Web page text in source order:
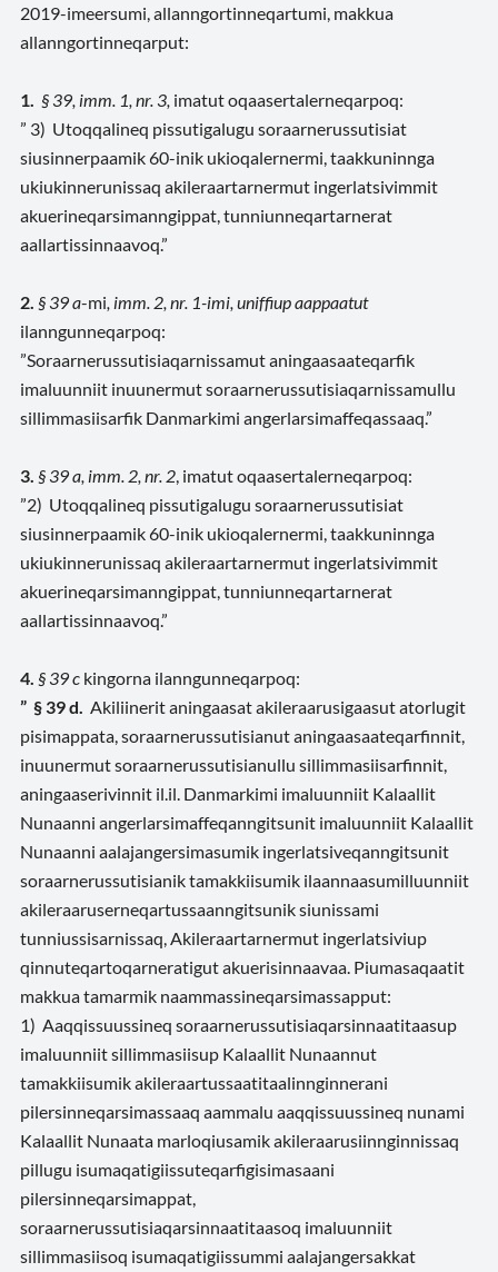
2019-imeersumi, allanngortinneqartumi, makkua
allanngortinneqarput:
1. § 39, imm. 1, nr. 3, imatut oqaasertalerneqarpoq:
” 3) Utoqqalineq pissutigalugu soraarnerussutisiat
siusinnerpaamik 60-inik ukioqalernermi, taakkuninnga
ukiukinnerunissaq akileraartarnermut ingerlatsivimmit
akuerineqarsimanngippat, tunniunneqartarnerat
aallartissinnaavoq.”
2. § 39 a-mi , imm. 2, nr. 1-imi, uniffiup aappaatut
ilanngunneqarpoq:
”Soraarnerussutisiaqarnissamut aningaasaateqarfik
imaluunniit inuunermut soraarnerussutisiaqarnissamullu
sillimmasiisarfik Danmarkimi angerlarsimaffeqassaaq.”
3. § 39 a, imm. 2, nr. 2 , imatut oqaasertalerneqarpoq:
”2) Utoqqalineq pissutigalugu soraarnerussutisiat
siusinnerpaamik 60-inik ukioqalernermi, taakkuninnga
ukiukinnerunissaq akileraartarnermut ingerlatsivimmit
akuerineqarsimanngippat, tunniunneqartarnerat
aallartissinnaavoq.”
4. § 39 c kingorna ilanngunneqarpoq:
” § 39 d.
Akiliinerit aningaasat akileraarusigaasut atorlugit
pisimappata, soraarnerussutisianut aningaasaateqarfinnit,
inuunermut soraarnerussutisianullu sillimmasiisarfinnit,
aningaaserivinnit il.il. Danmarkimi imaluunniit Kalaallit
Nunaanni angerlarsimaffeqanngitsunit imaluunniit Kalaallit
Nunaanni aalajangersimasumik ingerlatsiveqanngitsunit
soraarnerussutisianik tamakkiisumik ilaannaasumilluunniit
akileraaruserneqartussaanngitsunik siunissami
tunniussisarnissaq, Akileraartarnermut ingerlatsiviup
qinnuteqartoqarneratigut akuerisinnaavaa. Piumasaqaatit
makkua tamarmik naammassineqarsimassapput:
1) Aaqqissuussineq soraarnerussutisiaqarsinnaatitaasup
imaluunniit sillimmasiisup Kalaallit Nunaannut
tamakkiisumik akileraartussaatitaalinnginnerani
pilersinneqarsimassaaq aammalu aaqqissuussineq nunami
Kalaallit Nunaata marloqiusamik akileraarusiinnginnissaq
pillugu isumaqatigiissuteqarfigisimasaani
pilersinneqarsimappat,
soraarnerussutisiaqarsinnaatitaasoq imaluunniit
sillimmasiisoq isumaqatigiissummi aalajangersakkat